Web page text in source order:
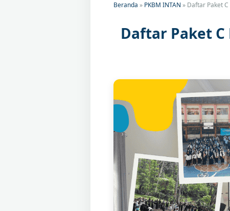
Beranda » PKBM INTAN » Daftar Paket
Daftar Paket C